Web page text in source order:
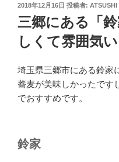
投
稿
日:
2018年12月16日 投稿者: ATSUSHI
三郷にある「
しくて雰囲気
埼玉県三郷市にある鈴家
蕎麦が美味しかったです
でおすすめです。
鈴家